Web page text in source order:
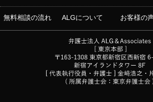
無料相談の流れ ALGについて お客様の